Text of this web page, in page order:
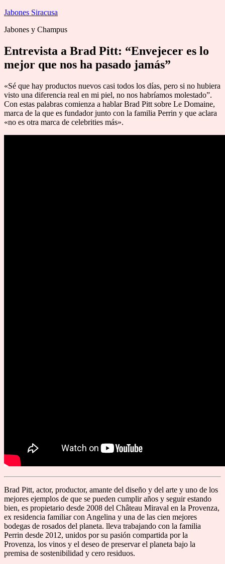
Saltar
contenido
Jabones Siracusa
Jabones y Champus
Entrevista a Brad Pitt: “Envejecer es lo
mejor que nos ha pasado jamás”
«Sé que hay productos nuevos casi todos los días, pero si no hubiera
visto una diferencia real en mi piel, no nos habríamos molestado”.
Con estas palabras comienza a hablar Brad Pitt sobre Le Domaine,
marca de la que es fundador junto con la familia Perrin y que aclara
«no es otra marca de celebrities más».
Brad Pitt, actor, productor, amante del diseño y del arte y uno de los
mejores ejemplos de que se pueden cumplir años y seguir estando
bien, es propietario desde 2008 del Château Miraval en la Provenza,
ex residencia familiar con Angelina y una de las cien mejores
bodegas de rosados del planeta. lleva trabajando con la familia
Perrin desde 2012, unidos por su pasión compartida por la
Provenza, los vinos y el deseo de preservar el planeta bajo la
premisa de sostenibilidad y cero residuos.